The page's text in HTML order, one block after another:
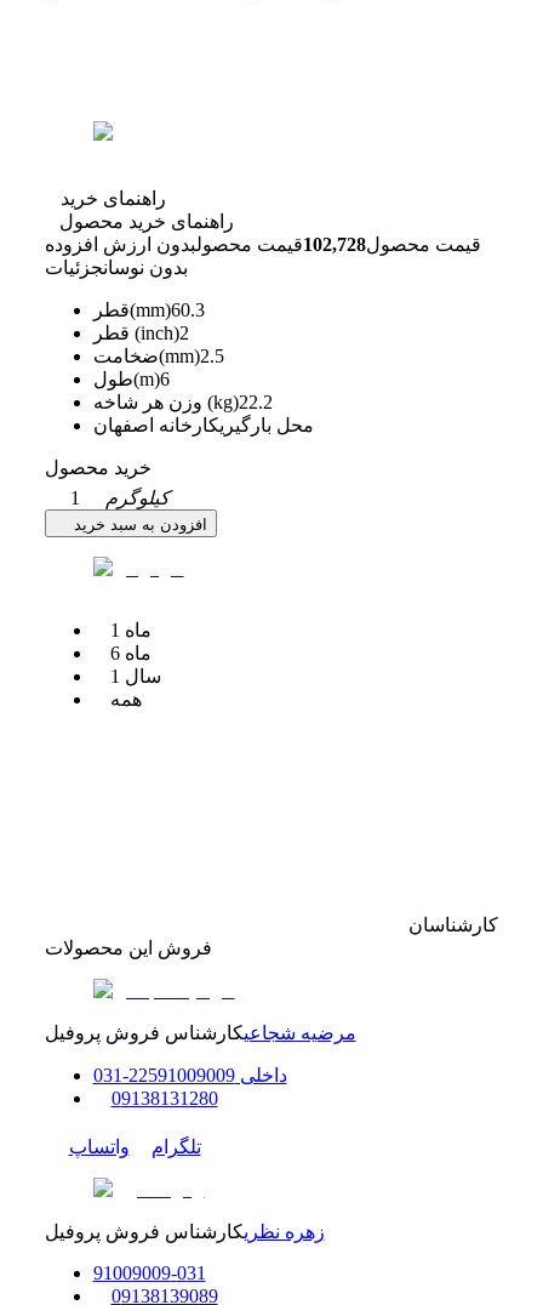
راهنمای خرید
راهنمای خرید محصول
قیمت محصول102,728قیمت محصولبدون ارزش افزوده
بدون نوسانجزئیات
قطر(mm)60.3
قطر (inch)2
ضخامت(mm)2.5
طول(m)6
وزن هر شاخه (kg)22.2
محل بارگیریکارخانه اصفهان
خرید محصول
1
کیلوگرم
افزودن به سبد خرید
1 ماه
6 ماه
1 سال
همه
کارشناسان
فروش این محصولات
مرضیه شجاعیکارشناس فروش پروفیل
داخلی 22591009009
-
031
09138131280
تلگرام واتساپ
زهره نظریکارشناس فروش پروفیل
91009009-031
09138139089